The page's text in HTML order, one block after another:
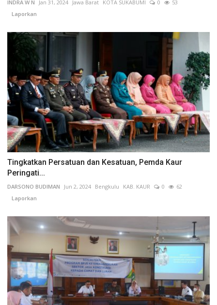
INDRA W N Jan 31, 2024 Jawa Barat KOTA SUKABUMI 0
53
Laporkan
Tingkatkan Persatuan dan Kesatuan, Pemda Kaur
Peringati...
DARSONO BUDIMAN Jun 2, 2024 Bengkulu KAB. KAUR 0
62
Laporkan